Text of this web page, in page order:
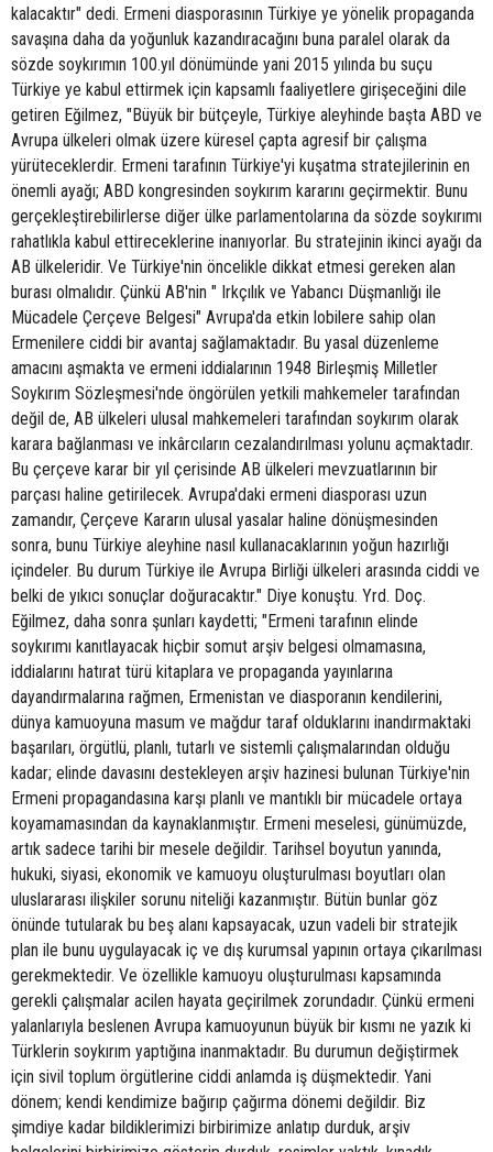
kalacaktır" dedi. Ermeni diasporasının Türkiye ye yönelik propaganda
savaşına daha da yoğunluk kazandıracağını buna paralel olarak da
sözde soykırımın 100.yıl dönümünde yani 2015 yılında bu suçu
Türkiye ye kabul ettirmek için kapsamlı faaliyetlere girişeceğini dile
getiren Eğilmez, "Büyük bir bütçeyle, Türkiye aleyhinde başta ABD ve
Avrupa ülkeleri olmak üzere küresel çapta agresif bir çalışma
yürüteceklerdir. Ermeni tarafının Türkiye'yi kuşatma stratejilerinin en
önemli ayağı; ABD kongresinden soykırım kararını geçirmektir. Bunu
gerçekleştirebilirlerse diğer ülke parlamentolarına da sözde soykırımı
rahatlıkla kabul ettireceklerine inanıyorlar. Bu stratejinin ikinci ayağı da
AB ülkeleridir. Ve Türkiye'nin öncelikle dikkat etmesi gereken alan
burası olmalıdır. Çünkü AB'nin " Irkçılık ve Yabancı Düşmanlığı ile
Mücadele Çerçeve Belgesi" Avrupa'da etkin lobilere sahip olan
Ermenilere ciddi bir avantaj sağlamaktadır. Bu yasal düzenleme
amacını aşmakta ve ermeni iddialarının 1948 Birleşmiş Milletler
Soykırım Sözleşmesi'nde öngörülen yetkili mahkemeler tarafından
değil de, AB ülkeleri ulusal mahkemeleri tarafından soykırım olarak
karara bağlanması ve inkârcıların cezalandırılması yolunu açmaktadır.
Bu çerçeve karar bir yıl çerisinde AB ülkeleri mevzuatlarının bir
parçası haline getirilecek. Avrupa'daki ermeni diasporası uzun
zamandır, Çerçeve Kararın ulusal yasalar haline dönüşmesinden
sonra, bunu Türkiye aleyhine nasıl kullanacaklarının yoğun hazırlığı
içindeler. Bu durum Türkiye ile Avrupa Birliği ülkeleri arasında ciddi ve
belki de yıkıcı sonuçlar doğuracaktır." Diye konuştu. Yrd. Doç.
Eğilmez, daha sonra şunları kaydetti; "Ermeni tarafının elinde
soykırımı kanıtlayacak hiçbir somut arşiv belgesi olmamasına,
iddialarını hatırat türü kitaplara ve propaganda yayınlarına
dayandırmalarına rağmen, Ermenistan ve diasporanın kendilerini,
dünya kamuoyuna masum ve mağdur taraf olduklarını inandırmaktaki
başarıları, örgütlü, planlı, tutarlı ve sistemli çalışmalarından olduğu
kadar; elinde davasını destekleyen arşiv hazinesi bulunan Türkiye'nin
Ermeni propagandasına karşı planlı ve mantıklı bir mücadele ortaya
koyamamasından da kaynaklanmıştır. Ermeni meselesi, günümüzde,
artık sadece tarihi bir mesele değildir. Tarihsel boyutun yanında,
hukuki, siyasi, ekonomik ve kamuoyu oluşturulması boyutları olan
uluslararası ilişkiler sorunu niteliği kazanmıştır. Bütün bunlar göz
önünde tutularak bu beş alanı kapsayacak, uzun vadeli bir stratejik
plan ile bunu uygulayacak iç ve dış kurumsal yapının ortaya çıkarılması
gerekmektedir. Ve özellikle kamuoyu oluşturulması kapsamında
gerekli çalışmalar acilen hayata geçirilmek zorundadır. Çünkü ermeni
yalanlarıyla beslenen Avrupa kamuoyunun büyük bir kısmı ne yazık ki
Türklerin soykırım yaptığına inanmaktadır. Bu durumun değiştirmek
için sivil toplum örgütlerine ciddi anlamda iş düşmektedir. Yani
dönem; kendi kendimize bağırıp çağırma dönemi değildir. Biz
şimdiye kadar bildiklerimizi birbirimize anlatıp durduk, arşiv